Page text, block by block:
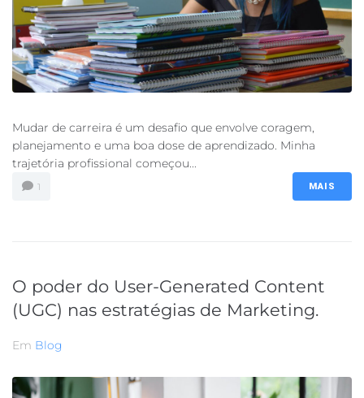
Mudar de carreira é um desafio que envolve coragem,
planejamento e uma boa dose de aprendizado. Minha
trajetória profissional começou...
1 MAIS
O poder do User-Generated Content
(UGC) nas estratégias de Marketing.
Em Blog